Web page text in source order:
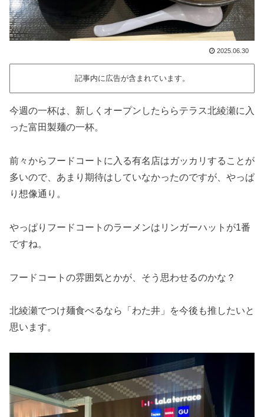
2025.06.30
記事内に広告が含まれています。
今週の一杯は、新しくオープンしたららテラス北綾瀬に入
った富田製麺の一杯。
前々からフードコートに入る有名店はガッカリすることが
多いので、あまり期待はしていなかったのですが、やっぱ
り想像通り。
やっぱりフードコートのラーメンはリンガーハットが1番
ですね。
フードコートの雰囲気とかが、そう思わせるのかな？
北綾瀬でつけ麺食べるなら「わた井」を今後も推したいと
思います。